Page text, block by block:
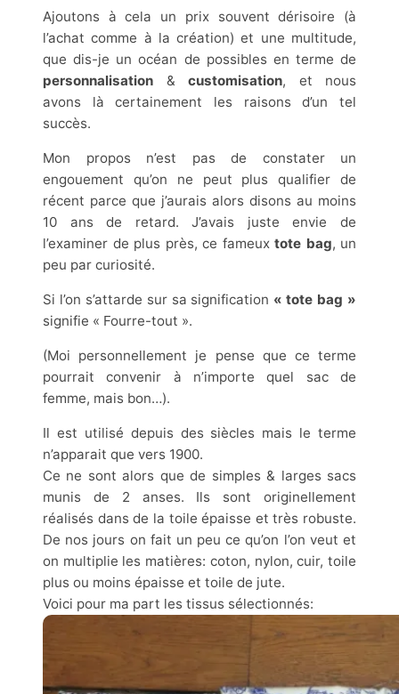
Ajoutons à cela un prix souvent dérisoire (à
l’achat comme à la création) et une multitude,
que dis-je un océan de possibles en terme de
personnalisation & customisation, et nous
avons là certainement les raisons d’un tel
succès.
Mon propos n’est pas de constater un
engouement qu’on ne peut plus qualifier de
récent parce que j’aurais alors disons au moins
10 ans de retard. J’avais juste envie de
l’examiner de plus près, ce fameux tote bag, un
peu par curiosité.
Si l’on s’attarde sur sa signification « tote bag »
signifie « Fourre-tout ».
(Moi personnellement je pense que ce terme
pourrait convenir à n’importe quel sac de
femme, mais bon…).
Il est utilisé depuis des siècles mais le terme
n’apparait que vers 1900.
Ce ne sont alors que de simples & larges sacs
munis de 2 anses. Ils sont originellement
réalisés dans de la toile épaisse et très robuste.
De nos jours on fait un peu ce qu’on l’on veut et
on multiplie les matières: coton, nylon, cuir, toile
plus ou moins épaisse et toile de jute.
Voici pour ma part les tissus sélectionnés: